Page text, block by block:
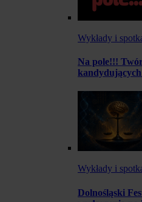
Wykłady i
Na pole!!!
Wykłady i
Dolnośląski